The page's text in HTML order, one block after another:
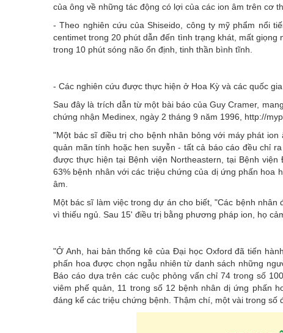
của ông về những tác động có lợi của các ion âm trên cơ
- Theo nghiên cứu của Shiseido, công ty mỹ phẩm nổi
centimet trong 20 phút dẫn đến tình trạng khát, mất
trong 10 phút sóng não ổn định, tinh thần bình tĩnh.
- Các nghiên cứu được thực hiện ở Hoa Kỳ và các quốc
Sau đây là trích dẫn từ một bài báo của Guy Cramer,
chứng nhận Medinex, ngày 2 tháng 9 năm 1996, http://
"Một bác sĩ điều trị cho bệnh nhân bỏng với máy phát
quản mãn tính hoặc hen suyễn - tất cả báo cáo đều chỉ
được thực hiện tại Bệnh viện Northeastern, tại Bệnh
63% bệnh nhân với các triệu chứng của dị ứng phấn hoa
âm.
Một bác sĩ làm việc trong dự án cho biết, "Các bệnh
vì thiếu ngủ. Sau 15' điều trị bằng phương pháp ion, họ
"Ở Anh, hai bản thống kê của Đại học Oxford đã tiến
phấn hoa được chọn ngẫu nhiên từ danh sách những
Báo cáo dựa trên các cuộc phỏng vấn chỉ 74 trong số
viêm phế quản, 11 trong số 12 bệnh nhân dị ứng phấn
đáng kể các triệu chứng bệnh. Thậm chí, một vài trong